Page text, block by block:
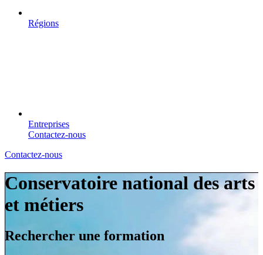
Régions
Entreprises
Contactez-nous
Contactez-nous
Conservatoire national des arts
et métiers
Rechercher une formation